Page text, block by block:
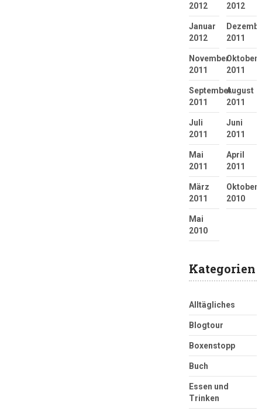
2012
2012
Januar
2012
2011
November
2011
Oktober
2011
September
2011
August
2011
Juli
2011
Juni
2011
Mai
2011
April
2011
März
2011
Oktober
2010
Mai
2010
Kategorien
Alltägliches
Blogtour
Boxenstopp
Buch
Essen und
Trinken